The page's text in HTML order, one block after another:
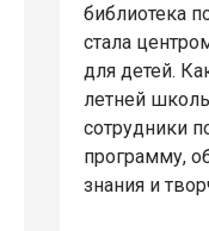
библиотека
стала
для детей.
летней
сотрудники
программу,
знания и